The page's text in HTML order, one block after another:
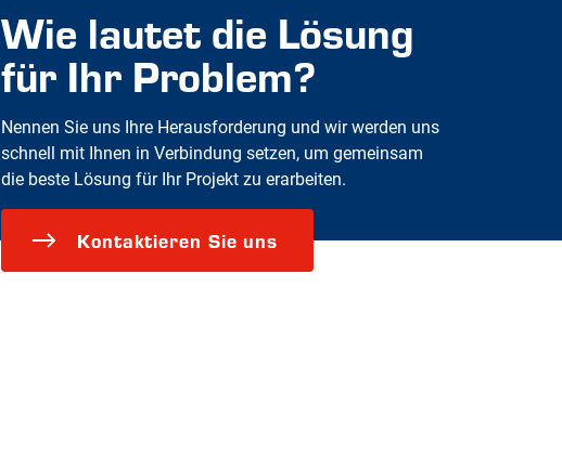
Wie lautet die Lösung
für Ihr Problem?
Nennen Sie uns Ihre Herausforderung und wir werden uns
schnell mit Ihnen in Verbindung setzen, um gemeinsam
die beste Lösung für Ihr Projekt zu erarbeiten.
Kontaktieren Sie uns